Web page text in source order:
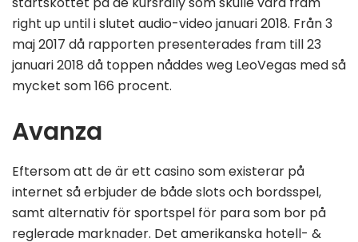
right up until i slutet audio-video januari 2018. Från 3
maj 2017 då rapporten presenterades fram till 23
januari 2018 då toppen nåddes weg LeoVegas med så
mycket som 166 procent.
Avanza
Eftersom att de är ett casino som existerar på
internet så erbjuder de både slots och bordsspel,
samt alternativ för sportspel för para som bor på
reglerade marknader. Det amerikanska hotell- &